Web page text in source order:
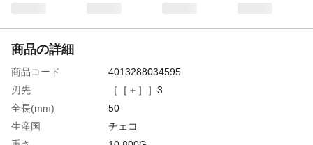
商品の詳細
商品コード
4013288034595
刃先
［［＋］］3
全長(mm)
50
生産国
チェコ